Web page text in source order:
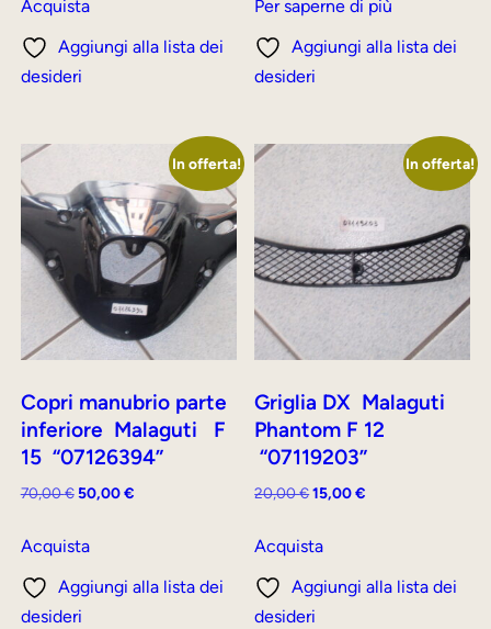
60,00 €.50,00 €.
Acquista
Aggiungi alla lista dei
desideri
80,00 €.70,00 €.
Per saperne di più
Aggiungi alla lista dei
desideri
In offerta!
Copri manubrio parte
inferiore Malaguti F
15 “07126394”
70,00€ Il
originale
70,00 €.
50,00€Il
50,00 €.
Acquista
Aggiungi alla lista dei
desideri
In offerta!
Griglia DX Malaguti
Phantom F 12
“07119203”
20,00€Il
originale
20,00 €.
15,00€
15,00 €.
Acquista
Aggiungi alla lista dei
desideri